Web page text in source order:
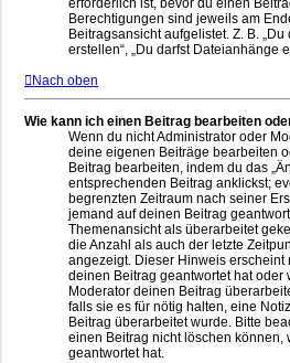
erforderlich ist, bevor du einen
Berechtigungen sind jeweils am
Beitragsansicht aufgelistet. Z. B.
erstellen“, „Du darfst Dateianhänge
Nach oben
Wie kann ich einen Beitrag bearbeiten
Wenn du nicht Administrator oder
deine eigenen Beiträge bearbeiten
Beitrag bearbeiten, indem du das
entsprechenden Beitrag anklickst;
begrenzten Zeitraum nach seiner
jemand auf deinen Beitrag
Themenansicht als überarbeitet
die Anzahl als auch der letzte
angezeigt. Dieser Hinweis
deinen Beitrag geantwortet hat oder
Moderator deinen Beitrag
falls sie es für nötig halten, eine
Beitrag überarbeitet wurde. Bitte
einen Beitrag nicht löschen können,
geantwortet hat.